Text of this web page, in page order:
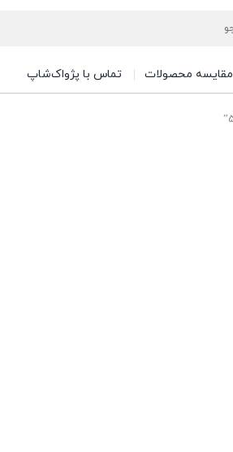
مقایسه محصولات تماس با پژواک‌شاپ